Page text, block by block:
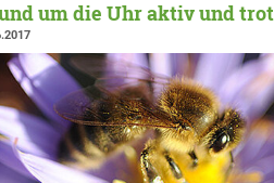
um die Uhr aktiv und